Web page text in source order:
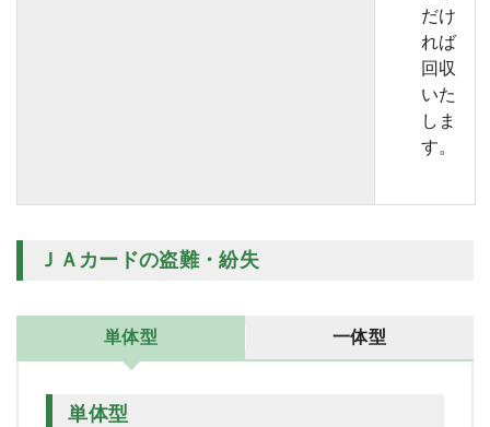
だけ
れば
回収
いた
しま
す。
ＪＡカードの盗難・紛失
単体型 一体型
単体型